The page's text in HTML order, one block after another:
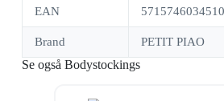
EAN 5715746034510
Brand PETIT PIAO
Se også Bodystockings